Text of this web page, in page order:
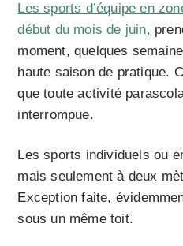
Les sports d’équipe en
début du mois de juin,
moment, quelques
haute saison de pratique.
que toute activité
interrompue.
Les sports individuels ou
mais seulement à deux
Exception faite,
sous un même toit.